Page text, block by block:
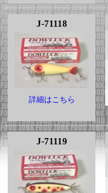
J-71118
詳細はこちら
J-71119